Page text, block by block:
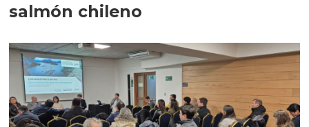
salmón chileno